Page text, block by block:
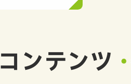
コンテンツ